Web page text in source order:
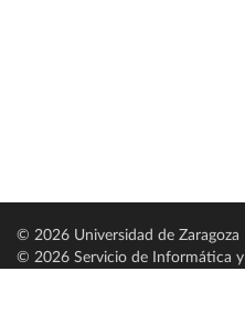
© 2026 Universidad de Zaragoza
© 2026 Servicio de Informática y